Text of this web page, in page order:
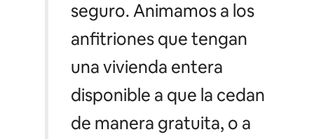
seguro. Animamos a los
anfitriones que tengan
una vivienda entera
disponible a que la cedan
de manera gratuita, o a